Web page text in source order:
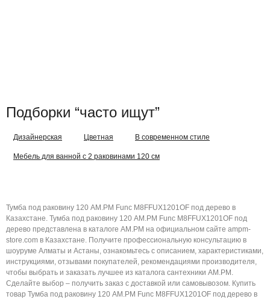
Подборки “часто ищут”
Дизайнерская Цветная В современном стиле
Мебель для ванной с 2 раковинами 120 см
Тумба под раковину 120 AM.PM Func M8FFUX1201OF под дерево в
Казахстане. Тумба под раковину 120 AM.PM Func M8FFUX1201OF под
дерево представлена в каталоге AM.PM на официальном сайте ampm-
store.com в Казахстане. Получите профессиональную консультацию в
шоуруме Алматы и Астаны, ознакомьтесь с описанием, характеристиками,
инструкциями, отзывами покупателей, рекомендациями производителя,
чтобы выбрать и заказать лучшее из каталога сантехники AM.PM.
Сделайте выбор – получить заказ с доставкой или самовывозом. Купить
товар Тумба под раковину 120 AM.PM Func M8FFUX1201OF под дерево в